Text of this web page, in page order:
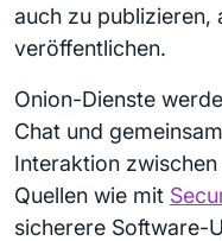
auch zu publizieren,
veröffentlichen.
Onion-Dienste
Chat und
Interaktion
Quellen wie mit
sicherere Software-